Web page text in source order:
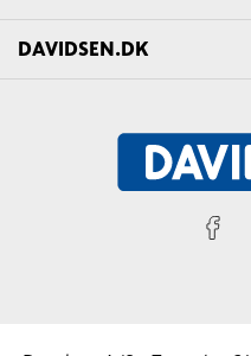
DAVIDSEN.DK